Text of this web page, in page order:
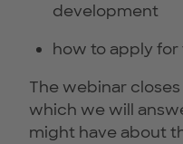
development
how to apply
The webinar
which we will
might have about